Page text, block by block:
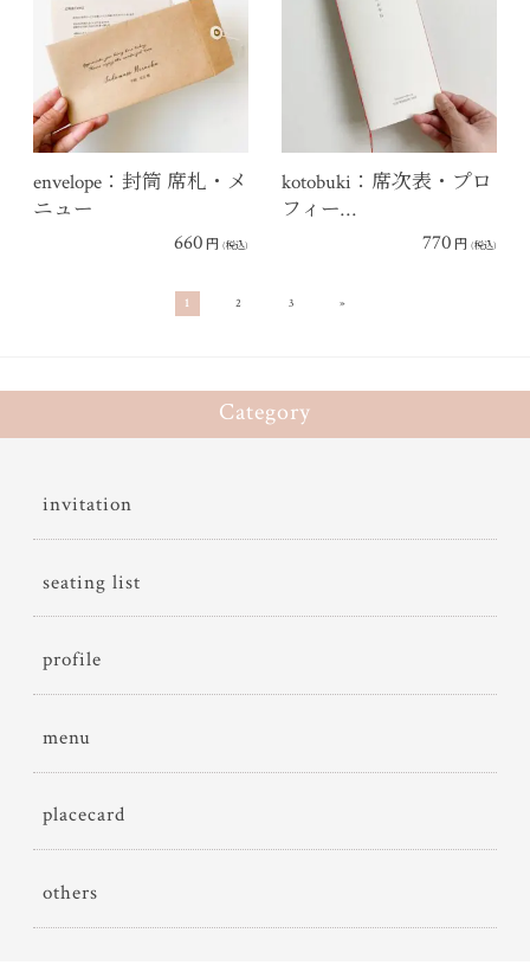
envelope：封筒 席札・メ
ニュー
660 円 (税込)
kotobuki：席次表・プロ
フィー…
770 円 (税込)
1 2 3 »
Category
invitation
seating list
profile
menu
placecard
others